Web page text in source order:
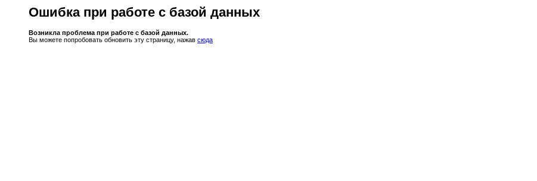
Ошибка при работе с базой данных
Возникла проблема при работе с базой данных.
Вы можете попробовать обновить эту страницу, нажав сюда